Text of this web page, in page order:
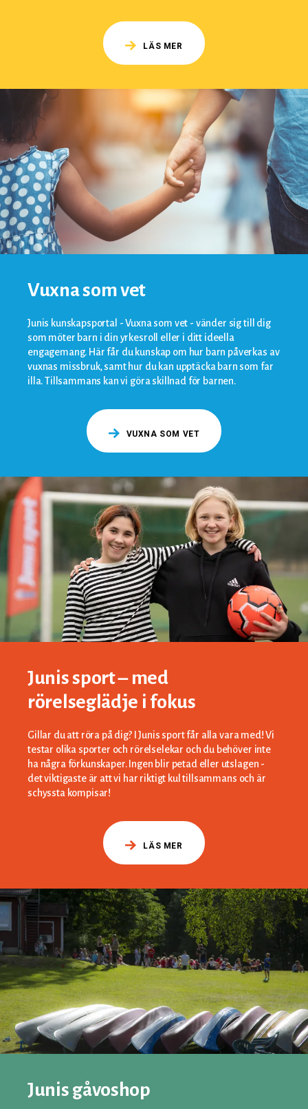
LÄS MER
Vuxna som vet
Junis kunskapsportal - Vuxna som vet - vänder sig till dig
som möter barn i din yrkesroll eller i ditt ideella
engagemang. Här får du kunskap om hur barn påverkas av
vuxnas missbruk, samt hur du kan upptäcka barn som far
illa. Tillsammans kan vi göra skillnad för barnen.
VUXNA SOM VET
Junis sport – med
rörelseglädje i fokus
Gillar du att röra på dig? I Junis sport får alla vara med! Vi
testar olika sporter och rörelselekar och du behöver inte
ha några förkunskaper. Ingen blir petad eller utslagen -
det viktigaste är att vi har riktigt kul tillsammans och är
schyssta kompisar!
LÄS MER
Junis gåvoshop